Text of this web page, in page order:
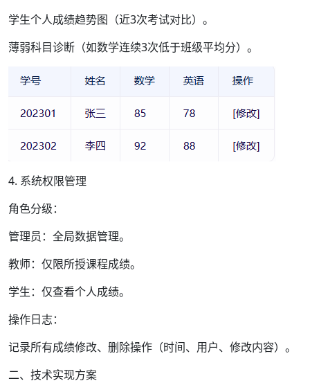
学生个人成绩趋势图（近3次考试对比）。
薄弱科目诊断（如数学连续3次低于班级平均分）。
4. 系统权限管理
角色分级：
管理员：全局数据管理。
教师：仅限所授课程成绩。
学生：仅查看个人成绩。
操作日志：
记录所有成绩修改、删除操作（时间、用户、修改内容）。
二、技术实现方案